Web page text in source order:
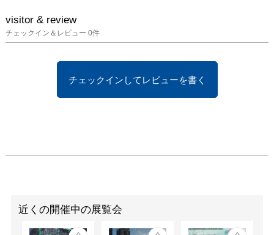
visitor & review
チェックイン＆レビュー 0件
チェックインしてレビューを書く
近くの開催中の展覧会